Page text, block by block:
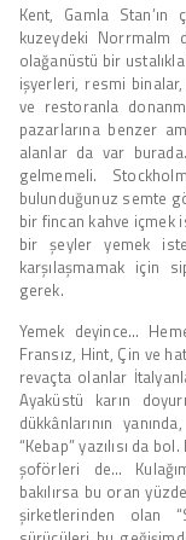
Kent, Gamla Stan’ın
kuzeydeki Norrmalm
olağanüstü bir
işyerleri, resmi
ve restoranla
pazarlarına benzer
alanlar da var
gelmemeli.
bulunduğunuz semte
bir fincan kahve içmek
bir şeyler yemek
karşılaşmamak için
gerek.
Yemek deyince…
Fransız, Hint, Çin ve
revaçta olanlar
Ayaküstü karın
dükkânlarının
“Kebap” yazılısı da
şoförleri de…
bakılırsa bu oran
şirketlerinden olan